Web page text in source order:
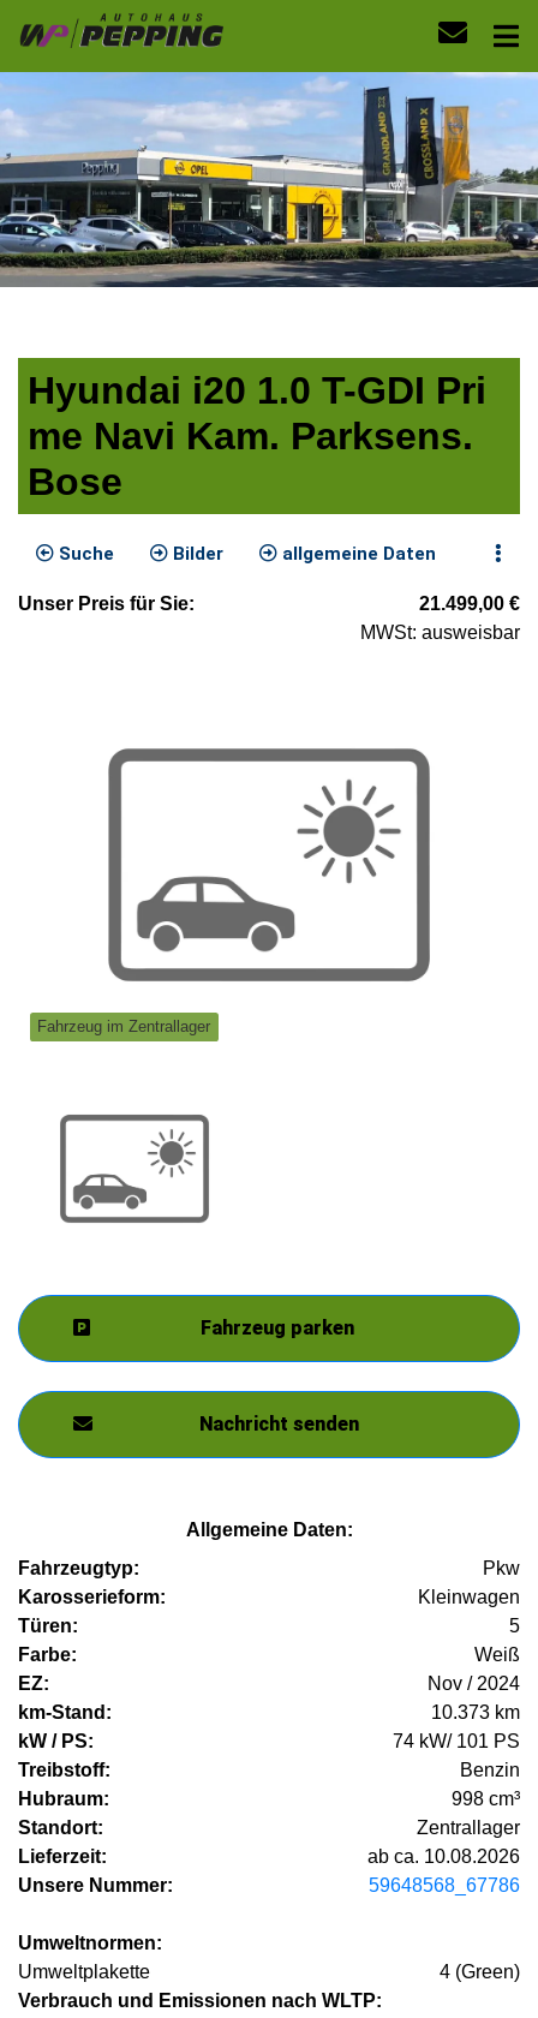
Hyundai i20 1.0 T-GDI Pri
me Navi Kam. Parksens.
Bose
Suche Bilder allgemeine Daten
Unser Preis für Sie: 21.499,00 €
MWSt: ausweisbar
Fahrzeug im Zentrallager
Fahrzeug parken
Nachricht senden
Allgemeine Daten:
Fahrzeugtyp:
Pkw
Karosserieform:
Kleinwagen
Türen:
5
Farbe:
Weiß
EZ:
Nov / 2024
km-Stand:
10.373 km
kW / PS:
74 kW/ 101 PS
Treibstoff:
Benzin
Hubraum:
998 cm³
Standort:
Zentrallager
Lieferzeit:
ab ca. 10.08.2026
Unsere Nummer:
59648568_67786
Umweltnormen:
Umweltplakette
4 (Green)
Verbrauch und Emissionen nach WLTP: